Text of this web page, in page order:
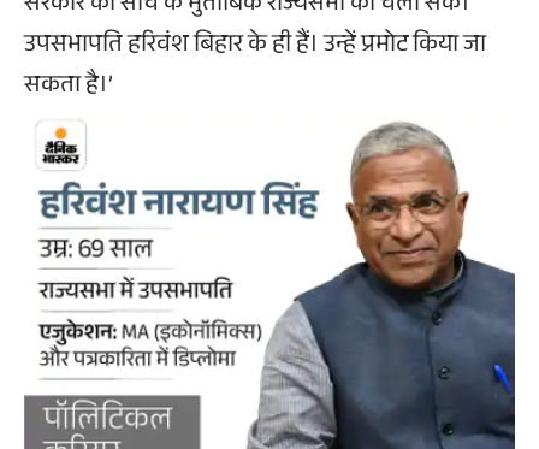
उपसभापति हरिवंश बिहार के ही हैं। उन्हें प्रमोट किया जा
सकता है।’